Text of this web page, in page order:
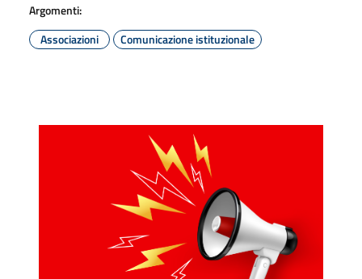
Argomenti:
Associazioni
Comunicazione istituzionale